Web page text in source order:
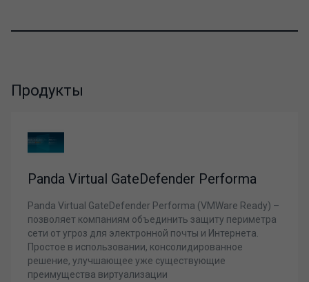
Продукты
Panda Virtual GateDefender Performa
Panda Virtual GateDefender Performa (VMWare Ready) –
позволяет компаниям объединить защиту периметра
сети от угроз для электронной почты и Интернета.
Простое в использовании, консолидированное
решение, улучшающее уже существующие
преимущества виртуализации